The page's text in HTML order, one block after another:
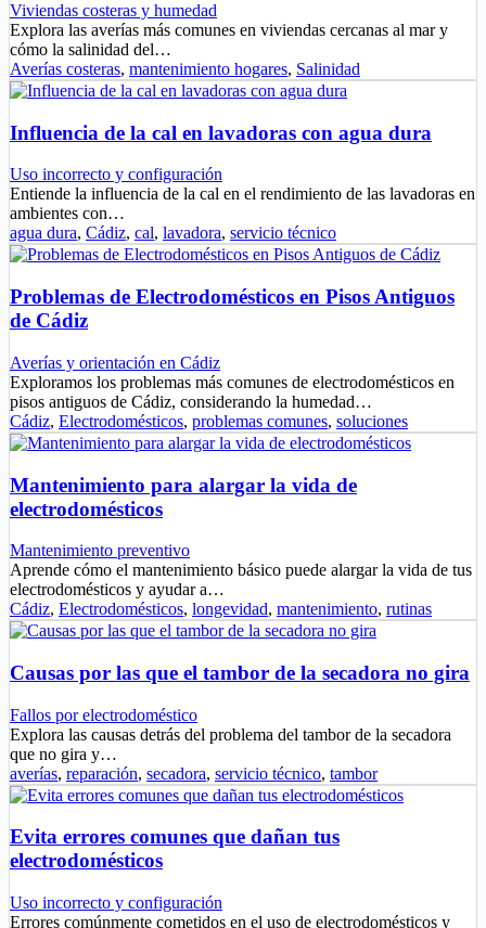
Viviendas costeras y humedad
Explora las averías más comunes en viviendas cercanas al mar y
cómo la salinidad del…
Averías costeras, mantenimiento hogares, Salinidad
Influencia de la cal en lavadoras con agua dura
Uso incorrecto y configuración
Entiende la influencia de la cal en el rendimiento de las lavadoras en
ambientes con…
agua dura, Cádiz, cal, lavadora, servicio técnico
Problemas de Electrodomésticos en Pisos Antiguos
de Cádiz
Averías y orientación en Cádiz
Exploramos los problemas más comunes de electrodomésticos en
pisos antiguos de Cádiz, considerando la humedad…
Cádiz, Electrodomésticos, problemas comunes, soluciones
Mantenimiento para alargar la vida de
electrodomésticos
Mantenimiento preventivo
Aprende cómo el mantenimiento básico puede alargar la vida de tus
electrodomésticos y ayudar a…
Cádiz, Electrodomésticos, longevidad, mantenimiento, rutinas
Causas por las que el tambor de la secadora no gira
Fallos por electrodoméstico
Explora las causas detrás del problema del tambor de la secadora
que no gira y…
averías, reparación, secadora, servicio técnico, tambor
Evita errores comunes que dañan tus
electrodomésticos
Uso incorrecto y configuración
Errores comúnmente cometidos en el uso de electrodomésticos y